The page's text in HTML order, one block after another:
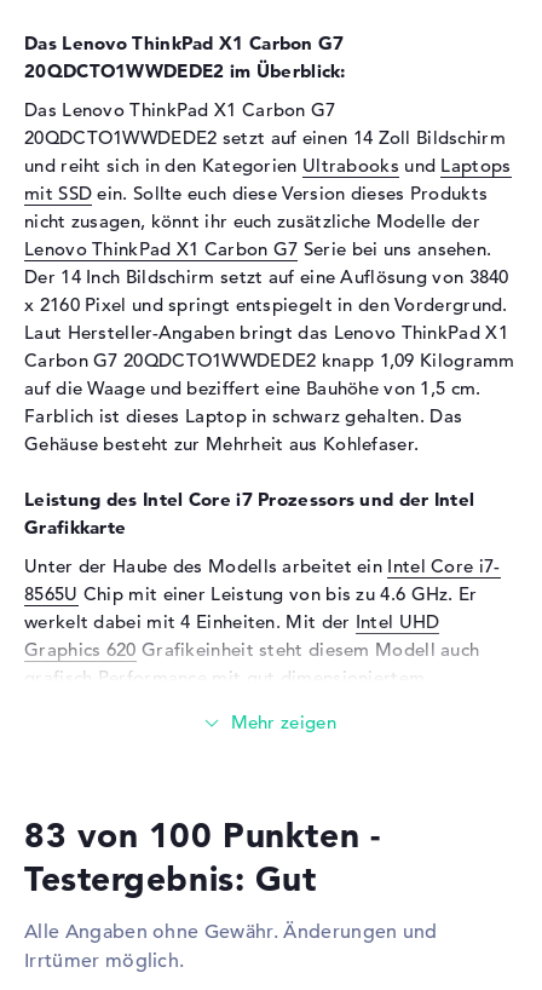
Display-Typ
14" TFT
Max. Auflösung
3840 x 2160
Auflösungstyp
4K UHD
Besonderheiten
Display, entspiegelt, LED-
Hintergrundbeleuchtung, IPS
Panel
Audio
Soundkarte
Realtek ALC3286
Mikrofon
vorhanden
Webcam
Sensorauflösung
0,9 MP
Eingabegeräte
Tastatur (Beleuchtet (außen),
Touchpad (Multi-Touch-
Trackpad), Pointing Stick
Telekommunikation
Modem (Mobilfunk)
802.11n, 802.11ac
Bluetooth
Bluetooth 5
Schnittstellen
Das Lenovo ThinkPad X1 Carbon G7
20QDCTO1WWDEDE2 im Überblick:
Das Lenovo ThinkPad X1 Carbon G7
20QDCTO1WWDEDE2 setzt auf einen 14 Zoll Bildschirm
und reiht sich in den Kategorien Ultrabooks und Laptops
mit SSD ein. Sollte euch diese Version dieses Produkts
nicht zusagen, könnt ihr euch zusätzliche Modelle der
Lenovo ThinkPad X1 Carbon G7 Serie bei uns ansehen.
Der 14 Inch Bildschirm setzt auf eine Auflösung von 3840
x 2160 Pixel und springt entspiegelt in den Vordergrund.
Laut Hersteller-Angaben bringt das Lenovo ThinkPad X1
Carbon G7 20QDCTO1WWDEDE2 knapp 1,09 Kilogramm
auf die Waage und beziffert eine Bauhöhe von 1,5 cm.
Farblich ist dieses Laptop in schwarz gehalten. Das
Gehäuse besteht zur Mehrheit aus Kohlefaser.
Leistung des Intel Core i7 Prozessors und der Intel
Grafikkarte
Unter der Haube des Modells arbeitet ein Intel Core i7-
8565U Chip mit einer Leistung von bis zu 4.6 GHz. Er
werkelt dabei mit 4 Einheiten. Mit der Intel UHD
Graphics 620 Grafikeinheit steht diesem Modell auch
grafisch Performance mit gut dimensioniertem
Beim RAM treffen wir auf eine Größe von 16 GB.
eingesetzt werden. Dabei handelt es sich um den
MHz). Neben dem Betriebssystem könnt ihr eure
empfindlichen Dateien, wie z.B. Abbildungen, Lieder und
83 von 100 Punkten -
Testergebnis: Gut
Alle Angaben ohne Gewähr. Änderungen und
Irrtümer möglich.